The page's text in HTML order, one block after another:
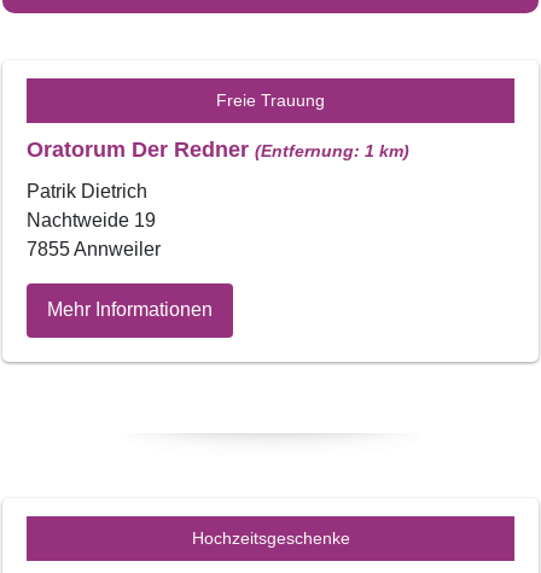
Freie Trauung
Oratorum Der Redner (Entfernung: 1 km)
Patrik Dietrich
Nachtweide 19
7855 Annweiler
Mehr Informationen
Hochzeitsgeschenke